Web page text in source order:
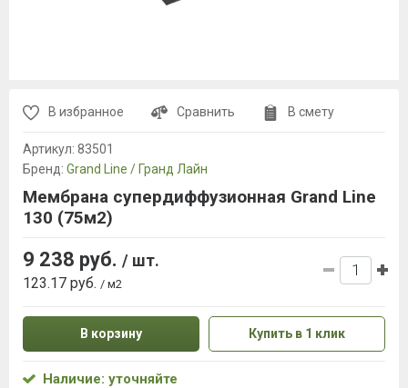
В избранное Сравнить В смету
Артикул: 83501
Бренд: Grand Line / Гранд Лайн
Мембрана супердиффузионная Grand Line
130 (75м2)
9 238 руб. / шт.
123.17 руб. / м2
В корзину Купить в 1 клик
Наличие: уточняйте